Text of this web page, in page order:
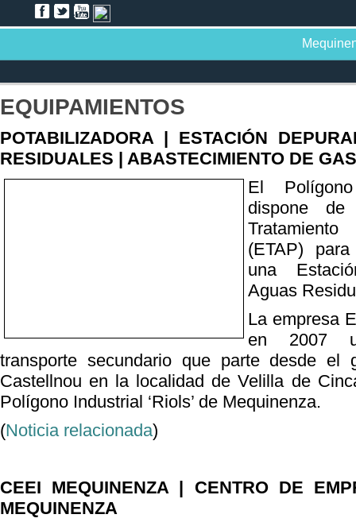
EQUIPAMIENTOS
POTABILIZADORA | ESTACIÓN
RESIDUALES | ABASTECIMIENTO DE GAS
El
dispone
(ETAP)
una
Aguas
La empresa
en 2007
transporte secundario que parte desde el
Castellnou en la localidad de Velilla de
Polígono Industrial ‘Riols’ de Mequinenza.
(Noticia relacionada)
CEEI MEQUINENZA | CENTRO DE
MEQUINENZA